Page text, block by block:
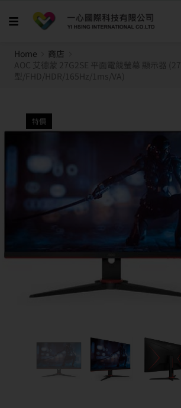
Home
商店
AOC 艾德蒙 27G2SE 平面電競螢幕 顯示器 (27
型/FHD/HDR/165Hz/1ms/VA)
特價